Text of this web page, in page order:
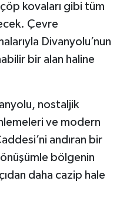
kovaları gibi tüm
Çevre
Divanyolu’nun
bir alan haline
nostaljik
ve modern
andıran bir
bölgenin
daha cazip hale